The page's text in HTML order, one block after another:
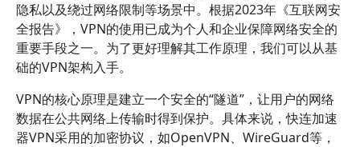
隐私以及绕过网络限制等场景中。根据2023年《互联网安
全报告》，VPN的使用已成为个人和企业保障网络安全的
重要手段之一。为了更好理解其工作原理，我们可以从基
础的VPN架构入手。
VPN的核心原理是建立一个安全的“隧道”，让用户的网络
数据在公共网络上传输时得到保护。具体来说，快连加速
器VPN采用的加密协议，如OpenVPN、WireGuard等，